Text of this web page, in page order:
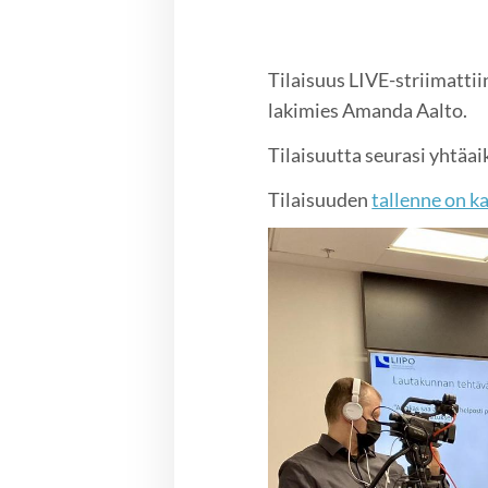
Tilaisuus LIVE-
lakimies Amanda Aalto.
Tilaisuutta seurasi
Tilaisuudentallenne on